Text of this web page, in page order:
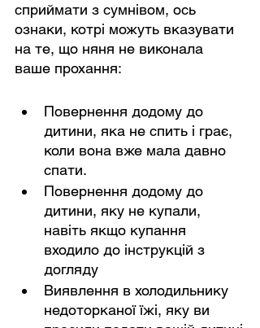
сприймати з сумнівом, ось
ознаки, котрі можуть вказувати
на те, що няня не виконала
ваше прохання:
Повернення додому до
дитини, яка не спить і грає,
коли вона вже мала давно
спати.
Повернення додому до
дитини, яку не купали,
навіть якщо купання
входило до інструкцій з
догляду
Виявлення в холодильнику
недоторканої їжі, яку ви